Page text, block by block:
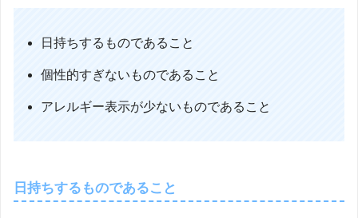
日持ちするものであること
個性的すぎないものであること
アレルギー表示が少ないものであること
日持ちするものであること